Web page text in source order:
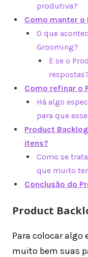
produtiva?
Como manter o
O que
Grooming?
E se o
Como refinar o
Há algo
para que
Product
itens?
Como se
que muito
Conclusão do
Product
Para colocar algo
muito bem suas